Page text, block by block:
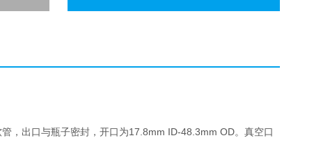
，出口与瓶子密封，开口为17.8mm ID-48.3mm OD。真空口